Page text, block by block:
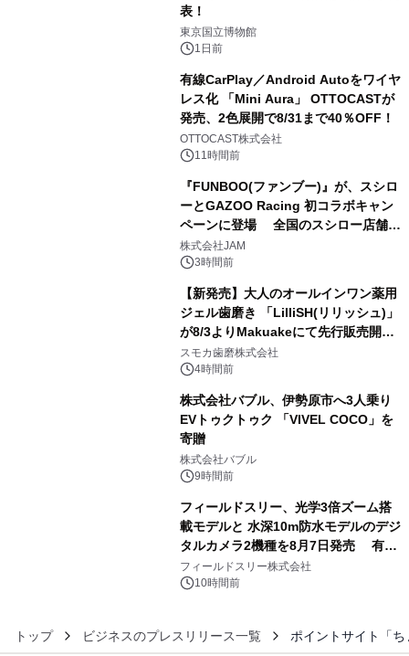
表！
東京国立博物館
1日前
有線CarPlay／Android Autoをワイヤ
レス化 「Mini Aura」 OTTOCASTが
発売、2色展開で8/31まで40％OFF！
OTTOCAST株式会社
11時間前
『FUNBOO(ファンブー)』が、スシロ
ーとGAZOO Racing 初コラボキャン
ペーンに登場 全国のスシロー店舗で
GR 4車種の FUNBOO(ミニカー)付き
メニューが展開されます
株式会社JAM
3時間前
【新発売】大人のオールインワン薬用
ジェル歯磨き 「LilliSH(リリッシュ)」
が8/3よりMakuakeにて先行販売開
始！
スモカ歯磨株式会社
4時間前
株式会社バブル、伊勢原市へ3人乗り
EVトゥクトゥク 「VIVEL COCO」を
寄贈
株式会社バブル
9時間前
フィールドスリー、光学3倍ズーム搭
載モデルと 水深10m防水モデルのデジ
タルカメラ2機種を8月7日発売 有効
約1300万画素、用途別に選べるコンデ
ジ新登場
フィールドスリー株式会社
10時間前
トップ ビジネスのプレスリリース一覧 ポイントサイト「